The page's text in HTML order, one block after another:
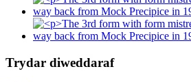
Trydar diweddaraf